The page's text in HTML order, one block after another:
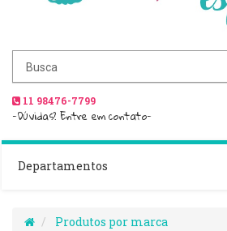
11 98476-7799
-Dúvidas? Entre em contato-
Departamentos
Produtos por marca